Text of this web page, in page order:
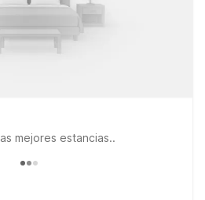
mejores estancias..